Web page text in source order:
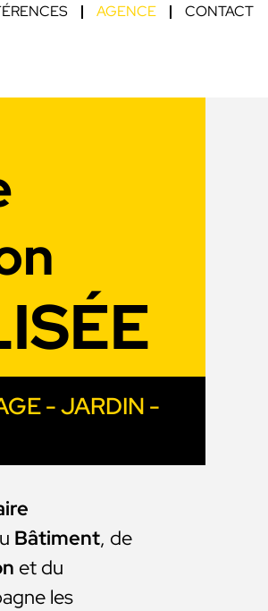
AGENCE CONTACT
- JARDIN -
Bâtiment, de
et du
les